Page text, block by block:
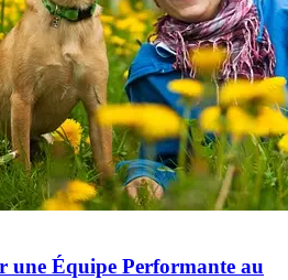
une Équipe Performante au